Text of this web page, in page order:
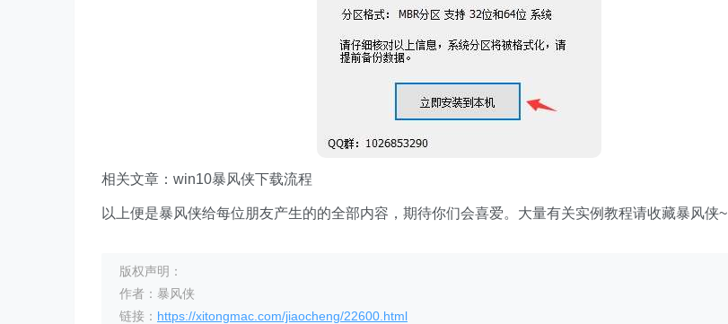
相关文章：win10暴风侠下载流程
以上便是暴风侠给每位朋友产生的的全部内容，期待你们会喜爱。大量有关实例教程请收藏暴风侠~
版权声明：
作者：暴风侠
链接： https://xitongmac.com/jiaocheng/22600.html